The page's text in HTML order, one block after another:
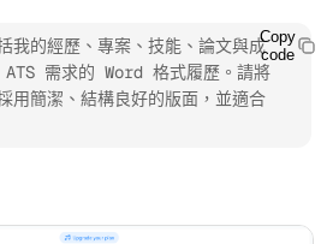
我的經歷、專案、技能、論文與成
需求的 Word 格式履歷。請將
用簡潔、結構良好的版面，並適合
Copy
code